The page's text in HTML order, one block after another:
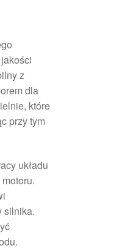
z
dla
które
przy tym
układu
silnika.